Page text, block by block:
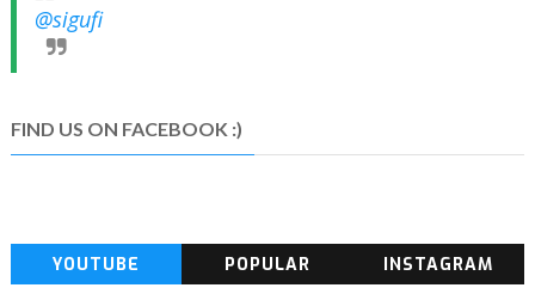
@sigufi
FIND US ON FACEBOOK :)
YOUTUBE POPULAR INSTAGRAM